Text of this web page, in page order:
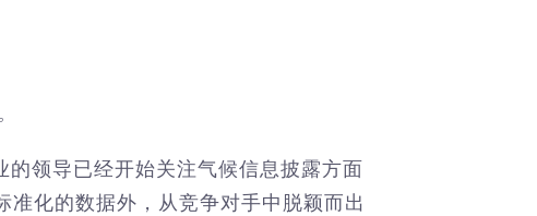
的领导已经开始关注气候信息披露方面
化的数据外，从竞争对手中脱颖而出